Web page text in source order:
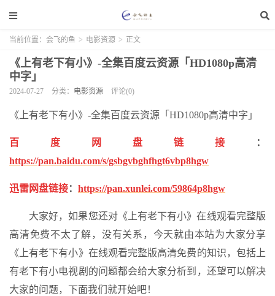
当前位置： 会飞的鱼 > 电影资源 > 正文
《上有老下有小》-全集百度云资源「HD1080p高清
中字」
2024-07-27 分类： 电影资源 评论(0)
《上有老下有小》-全集百度云资源「HD1080p高清中字」
百度网盘链接
：
https://pan.baidu.com/s/gsbgvbghfhgt6vbp8hgw
迅雷网盘链接： https://pan.xunlei.com/59864p8hgw
大家好，如果您还对《上有老下有小》在线观看完整版
高清免费不太了解，没有关系，今天就由本站为大家分享
《上有老下有小》在线观看完整版高清免费的知识，包括上
有老下有小电视剧的问题都会给大家分析到，还望可以解决
大家的问题，下面我们就开始吧！